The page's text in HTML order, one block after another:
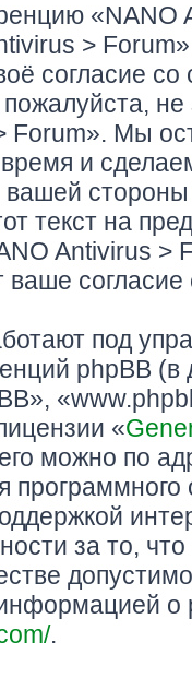
>
согласие
Forum». Мы
и
вашей
текст на
Antivirus >
ваше
под
phpBB
«
можно по
за то,
о
.